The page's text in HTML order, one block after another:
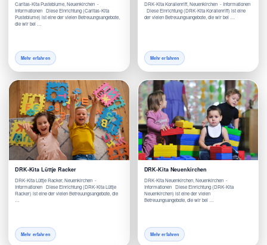
Caritas-Kita Pusteblume, Neuenkirchen -
Informationen Diese Einrichtung (Caritas-Kita
Pusteblume) ist eine der vielen Betreuungsangebote,
die wir bei …
Mehr erfahren
DRK-Kita Korallenriff, Neuenkirchen - Informationen
Diese Einrichtung (DRK-Kita Korallenriff) ist eine
der vielen Betreuungsangebote, die wir bei …
Mehr erfahren
DRK-Kita Lüttje Racker
DRK-Kita Lüttje Racker, Neuenkirchen -
Informationen Diese Einrichtung (DRK-Kita Lüttje
Racker) ist eine der vielen Betreuungsangebote, die
…
Mehr erfahren
DRK-Kita Neuenkirchen
DRK-Kita Neuenkirchen, Neuenkirchen -
Informationen Diese Einrichtung (DRK-Kita
Neuenkirchen) ist eine der vielen
Betreuungsangebote, die wir bei …
Mehr erfahren